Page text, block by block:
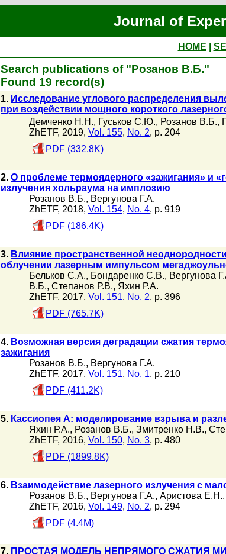
Journal of
HOME
Search publications of "Розанов В.Б."
Found 19 record(s)
1. Исследование углового распределения
при воздействии мощного короткого
Демченко Н.Н., Гуськов С.Ю., Розанов В.Б.,
ZhETF, 2019, Vol. 155, No. 2, p. 204
PDF (332.8K)
2. О проблеме термоядерного «зажигания» и
излучения хольраума на имплозию
Розанов В.Б., Вергунова Г.А.
ZhETF, 2018, Vol. 154, No. 4, p. 919
PDF (186.4K)
3. Влияние пространственной
облучении лазерным импульсом
Бельков С.А., Бондаренко С.В., Вергунова
В.Б., Степанов Р.В., Яхин Р.А.
ZhETF, 2017, Vol. 151, No. 2, p. 396
PDF (765.7K)
4. Возможная версия деградации сжатия
зажигания
Розанов В.Б., Вергунова Г.А.
ZhETF, 2017, Vol. 151, No. 1, p. 210
PDF (411.2K)
5. Кассиопея А: моделирование взрыва и
Яхин Р.А., Розанов В.Б., Змитренко Н.В.,
ZhETF, 2016, Vol. 150, No. 3, p. 480
PDF (1899.8K)
6. Взаимодействие лазерного излучения с
Розанов В.Б., Вергунова Г.А., Аристова Е.Н.,
ZhETF, 2016, Vol. 149, No. 2, p. 294
PDF (4.4M)
7. ПРОСТАЯ МОДЕЛЬ НЕПРЯМОГО СЖАТИЯ